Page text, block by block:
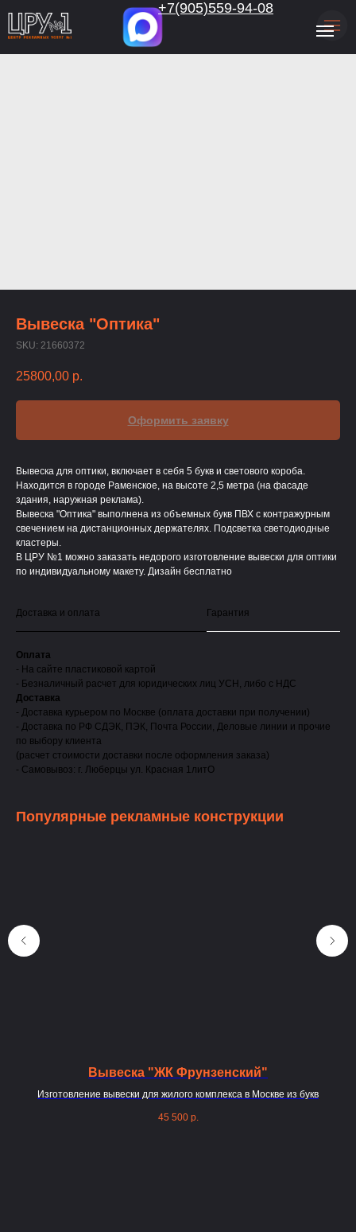
+7(905)559-94-08
Вывеска "Оптика"
SKU: 21660372
25800,00 р.
Оформить заявку
Вывеска для оптики, включает в себя 5 букв и светового короба.
Находится в городе Раменское, на высоте 2,5 метра (на фасаде
здания, наружная реклама).
Вывеска "Оптика" выполнена из объемных букв ПВХ с контражурным
свечением на дистанционных держателях. Подсветка светодиодные
кластеры.
В ЦРУ №1 можно заказать недорого изготовление вывески для оптики
по индивидуальному макету. Дизайн бесплатно
Доставка и оплата Гарантия
Оплата
- На сайте пластиковой картой
- Безналичный расчет для юридических лиц УСН, либо с НДС
Доставка
- Доставка курьером по Москве (оплата доставки при получении)
- Доставка по РФ СДЭК, ПЭК, Почта России, Деловые линии и прочие
по выбору клиента
(расчет стоимости доставки после оформления заказа)
- Самовывоз: г. Люберцы ул. Красная 1литО
Популярные рекламные конструкции
Вывеска "ЖК Фрунзенский"
Изготовление вывески для жилого комплекса в Москве из букв
45 500 р.